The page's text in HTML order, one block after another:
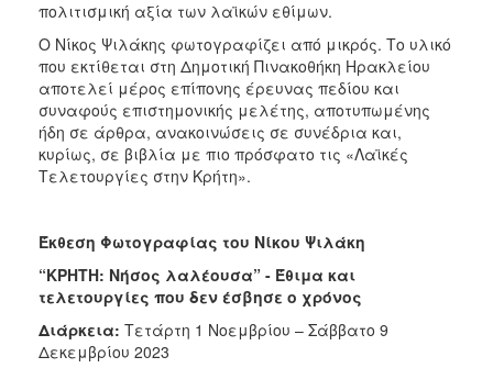
πολιτισμική αξία των λαϊκών εθίμων.
Ο Νίκος Ψιλάκης φωτογραφίζει από μικρός. Το υλικό
που εκτίθεται στη Δημοτική Πινακοθήκη Ηρακλείου
αποτελεί μέρος επίπονης έρευνας πεδίου και
συναφούς επιστημονικής μελέτης, αποτυπωμένης
ήδη σε άρθρα, ανακοινώσεις σε συνέδρια και,
κυρίως, σε βιβλία με πιο πρόσφατο τις «Λαϊκές
Τελετουργίες στην Κρήτη».
Έκθεση Φωτογραφίας του Νίκου Ψιλάκη
“ΚΡΗΤΗ: Νήσος λαλέουσα” - Έθιμα και
τελετουργίες που δεν έσβησε ο χρόνος
Διάρκεια: Τετάρτη 1 Νοεμβρίου – Σάββατο 9
Δεκεμβρίου 2023